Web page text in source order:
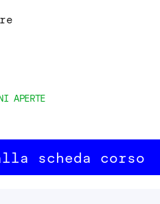
APERTE
scheda corso